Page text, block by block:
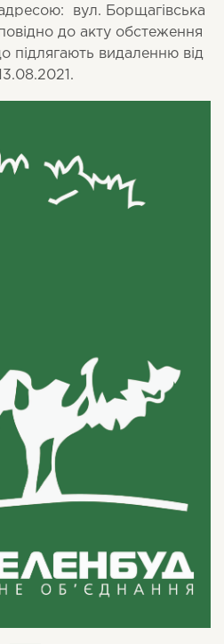
вул. Борщагівська
до акту обстеження
підлягають видаленню від